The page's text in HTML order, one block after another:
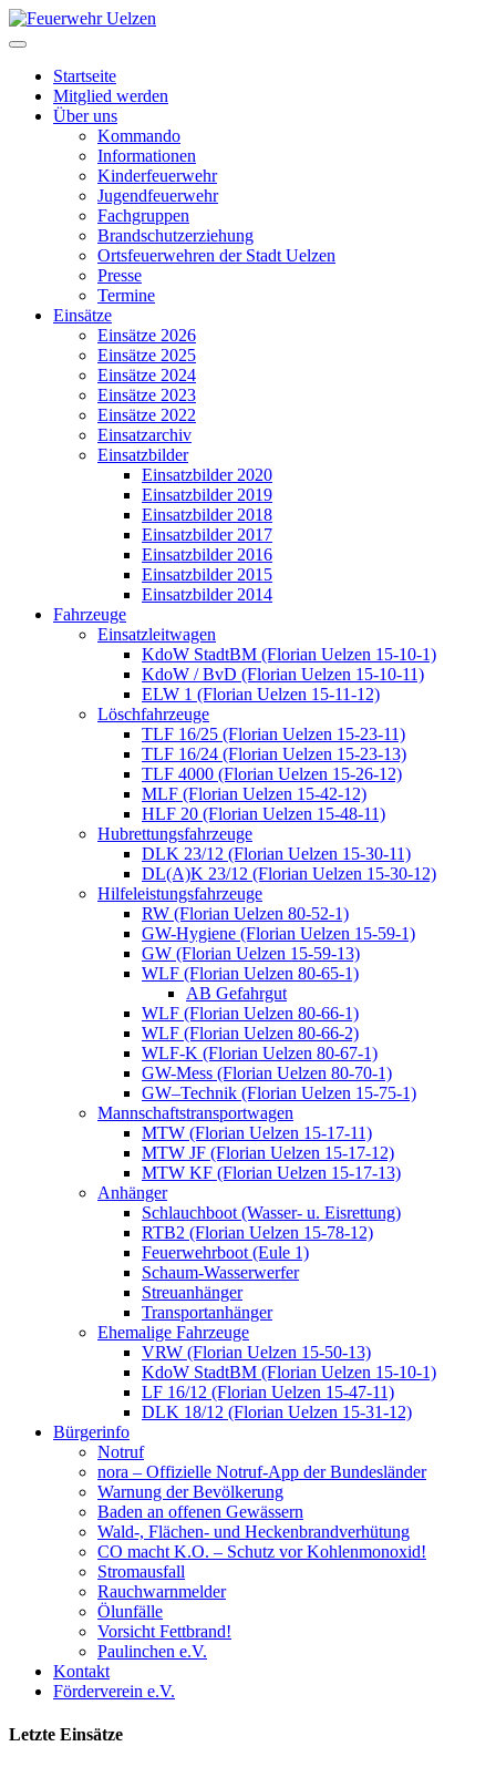
Startseite
Mitglied werden
Über uns
Kommando
Informationen
Kinderfeuerwehr
Jugendfeuerwehr
Fachgruppen
Brandschutzerziehung
Ortsfeuerwehren der Stadt Uelzen
Presse
Termine
Einsätze
Einsätze 2026
Einsätze 2025
Einsätze 2024
Einsätze 2023
Einsätze 2022
Einsatzarchiv
Einsatzbilder
Einsatzbilder 2020
Einsatzbilder 2019
Einsatzbilder 2018
Einsatzbilder 2017
Einsatzbilder 2016
Einsatzbilder 2015
Einsatzbilder 2014
Fahrzeuge
Einsatzleitwagen
KdoW StadtBM (Florian Uelzen 15-10-1)
KdoW / BvD (Florian Uelzen 15-10-11)
ELW 1 (Florian Uelzen 15-11-12)
Löschfahrzeuge
TLF 16/25 (Florian Uelzen 15-23-11)
TLF 16/24 (Florian Uelzen 15-23-13)
TLF 4000 (Florian Uelzen 15-26-12)
MLF (Florian Uelzen 15-42-12)
HLF 20 (Florian Uelzen 15-48-11)
Hubrettungsfahrzeuge
DLK 23/12 (Florian Uelzen 15-30-11)
DL(A)K 23/12 (Florian Uelzen 15-30-12)
Hilfeleistungsfahrzeuge
RW (Florian Uelzen 80-52-1)
GW-Hygiene (Florian Uelzen 15-59-1)
GW (Florian Uelzen 15-59-13)
WLF (Florian Uelzen 80-65-1)
AB Gefahrgut
WLF (Florian Uelzen 80-66-1)
WLF (Florian Uelzen 80-66-2)
WLF-K (Florian Uelzen 80-67-1)
GW-Mess (Florian Uelzen 80-70-1)
GW–Technik (Florian Uelzen 15-75-1)
Mannschaftstransportwagen
MTW (Florian Uelzen 15-17-11)
MTW JF (Florian Uelzen 15-17-12)
MTW KF (Florian Uelzen 15-17-13)
Anhänger
Schlauchboot (Wasser- u. Eisrettung)
RTB2 (Florian Uelzen 15-78-12)
Feuerwehrboot (Eule 1)
Schaum-Wasserwerfer
Streuanhänger
Transportanhänger
Ehemalige Fahrzeuge
VRW (Florian Uelzen 15-50-13)
KdoW StadtBM (Florian Uelzen 15-10-1)
LF 16/12 (Florian Uelzen 15-47-11)
DLK 18/12 (Florian Uelzen 15-31-12)
Bürgerinfo
Notruf
nora – Offizielle Notruf-App der Bundesländer
Warnung der Bevölkerung
Baden an offenen Gewässern
Wald-, Flächen- und Heckenbrandverhütung
CO macht K.O. – Schutz vor Kohlenmonoxid!
Stromausfall
Rauchwarnmelder
Ölunfälle
Vorsicht Fettbrand!
Paulinchen e.V.
Kontakt
Förderverein e.V.
Letzte Einsätze